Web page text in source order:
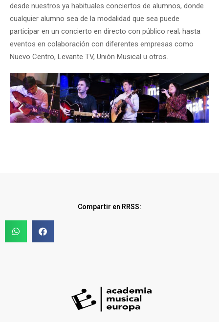
desde nuestros ya habituales conciertos de alumnos, donde
cualquier alumno sea de la modalidad que sea puede
participar en un concierto en directo con público real; hasta
eventos en colaboración con diferentes empresas como
Nuevo Centro, Levante TV, Unión Musical u otros.
Compartir en RRSS: